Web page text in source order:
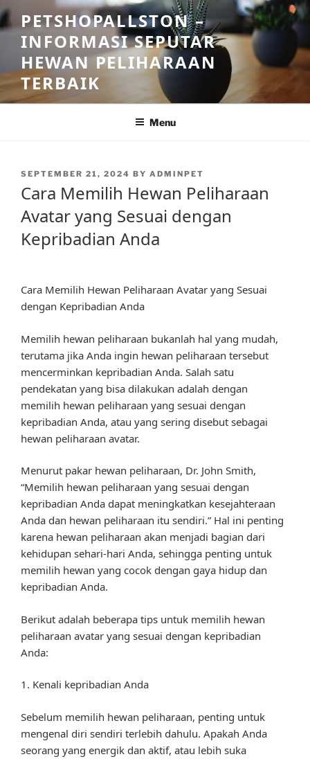
Skip
to
content
PETSHOPALLSTON –
INFORMASI SEPUTAR
HEWAN PELIHARAAN
TERBAIK
Menu
POSTED
SEPTEMBER 21, 2024 BY ADMINPET
Cara Memilih Hewan Peliharaan
Avatar yang Sesuai dengan
Kepribadian Anda
Cara Memilih Hewan Peliharaan Avatar yang Sesuai
dengan Kepribadian Anda
Memilih hewan peliharaan bukanlah hal yang mudah,
terutama jika Anda ingin hewan peliharaan tersebut
mencerminkan kepribadian Anda. Salah satu
pendekatan yang bisa dilakukan adalah dengan
memilih hewan peliharaan yang sesuai dengan
kepribadian Anda, atau yang sering disebut sebagai
hewan peliharaan avatar.
Menurut pakar hewan peliharaan, Dr. John Smith,
“Memilih hewan peliharaan yang sesuai dengan
kepribadian Anda dapat meningkatkan kesejahteraan
Anda dan hewan peliharaan itu sendiri.” Hal ini penting
karena hewan peliharaan akan menjadi bagian dari
kehidupan sehari-hari Anda, sehingga penting untuk
memilih hewan yang cocok dengan gaya hidup dan
kepribadian Anda.
Berikut adalah beberapa tips untuk memilih hewan
peliharaan avatar yang sesuai dengan kepribadian
Anda:
1. Kenali kepribadian Anda
Sebelum memilih hewan peliharaan, penting untuk
mengenal diri sendiri terlebih dahulu. Apakah Anda
seorang yang energik dan aktif, atau lebih suka